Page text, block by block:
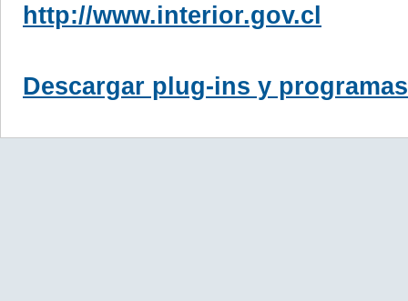
http://www.interior.gov.cl
Descargar plug-ins y